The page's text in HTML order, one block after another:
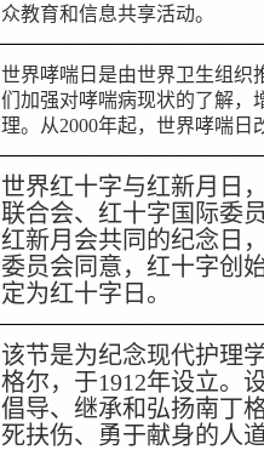
众教育和信息共享活动。
世界哮喘日是由世界卫生组织
们加强对哮喘病现状的了解，
理。从2000年起，世界哮喘日
世界红十字与红新月日
联合会、红十字国际委
红新月会共同的纪念日
委员会同意，红十字创
定为红十字日。
该节是为纪念现代护理
格尔，于1912年设立。
倡导、继承和弘扬南丁
死扶伤、勇于献身的人